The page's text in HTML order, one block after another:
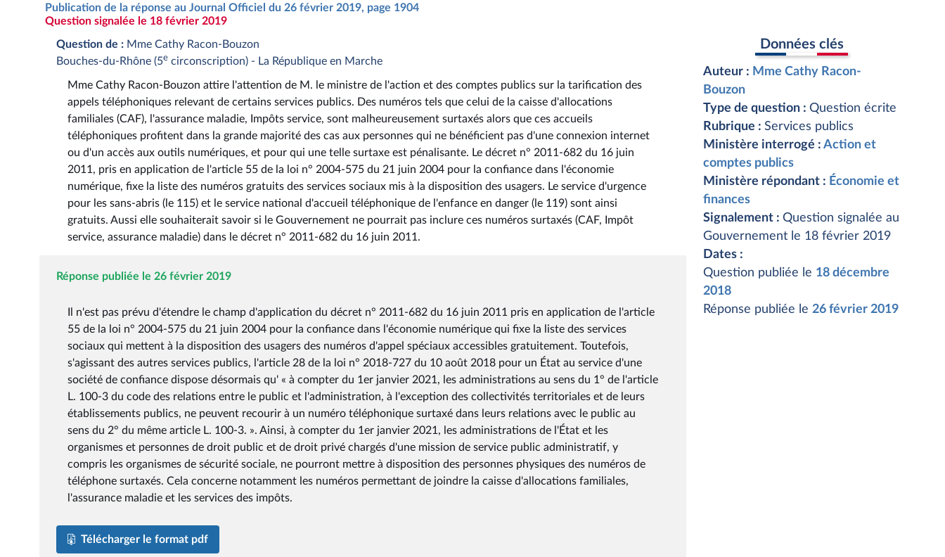
Publication de la réponse au Journal Officiel du 26 février 2019, page 1904
Question signalée le 18 février 2019
Question de : Mme Cathy Racon-Bouzon
Bouches-du-Rhône (5e circonscription) - La République en Marche
Mme Cathy Racon-Bouzon attire l'attention de M. le ministre de l'action et des comptes publics sur la tarification des
appels téléphoniques relevant de certains services publics. Des numéros tels que celui de la caisse d'allocations
familiales (CAF), l'assurance maladie, Impôts service, sont malheureusement surtaxés alors que ces accueils
téléphoniques profitent dans la grande majorité des cas aux personnes qui ne bénéficient pas d'une connexion internet
ou d'un accès aux outils numériques, et pour qui une telle surtaxe est pénalisante. Le décret n° 2011-682 du 16 juin
2011, pris en application de l'article 55 de la loi n° 2004-575 du 21 juin 2004 pour la confiance dans l'économie
numérique, fixe la liste des numéros gratuits des services sociaux mis à la disposition des usagers. Le service d'urgence
pour les sans-abris (le 115) et le service national d'accueil téléphonique de l'enfance en danger (le 119) sont ainsi
gratuits. Aussi elle souhaiterait savoir si le Gouvernement ne pourrait pas inclure ces numéros surtaxés (CAF, Impôt
service, assurance maladie) dans le décret n° 2011-682 du 16 juin 2011.
Réponse publiée le 26 février 2019
Il n'est pas prévu d'étendre le champ d'application du décret n° 2011-682 du 16 juin 2011 pris en application de l'article
55 de la loi n° 2004-575 du 21 juin 2004 pour la confiance dans l'économie numérique qui fixe la liste des services
sociaux qui mettent à la disposition des usagers des numéros d'appel spéciaux accessibles gratuitement. Toutefois,
s'agissant des autres services publics, l'article 28 de la loi n° 2018-727 du 10 août 2018 pour un État au service d'une
société de confiance dispose désormais qu' « à compter du 1er janvier 2021, les administrations au sens du 1° de l'article
L. 100-3 du code des relations entre le public et l'administration, à l'exception des collectivités territoriales et de leurs
établissements publics, ne peuvent recourir à un numéro téléphonique surtaxé dans leurs relations avec le public au
sens du 2° du même article L. 100-3. ». Ainsi, à compter du 1er janvier 2021, les administrations de l'État et les
organismes et personnes de droit public et de droit privé chargés d'une mission de service public administratif, y
compris les organismes de sécurité sociale, ne pourront mettre à disposition des personnes physiques des numéros de
téléphone surtaxés. Cela concerne notamment les numéros permettant de joindre la caisse d'allocations familiales,
l'assurance maladie et les services des impôts.
Télécharger le format pdf
Données clés
Auteur : Mme Cathy Racon-
Bouzon
Type de question : Question écrite
Rubrique : Services publics
Ministère interrogé : Action et
comptes publics
Ministère répondant : Économie et
finances
Signalement : Question signalée au
Gouvernement le 18 février 2019
Dates :
Question publiée le 18 décembre
2018
Réponse publiée le 26 février 2019